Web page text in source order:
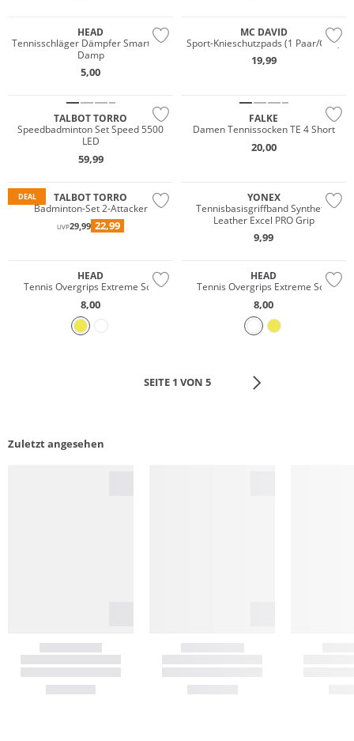
HEAD
Tennisschläger Dämpfer Smartsorb
Damp
5,00
MC DAVID
Sport-Knieschutzpads (1 Paar/Gr.L)
19,99
TALBOT TORRO
Speedbadminton Set Speed 5500
LED
59,99
FALKE
Damen Tennissocken TE 4 Short
20,00
DEAL
TALBOT TORRO
Badminton-Set 2-Attacker
UVP29,99 22,99
YONEX
Tennisbasisgriffband Synthetic
Leather Excel PRO Grip
9,99
HEAD
Tennis Overgrips Extreme Soft
8,00
HEAD
Tennis Overgrips Extreme Soft
8,00
SEITE 1 VON 5
Zuletzt angesehen